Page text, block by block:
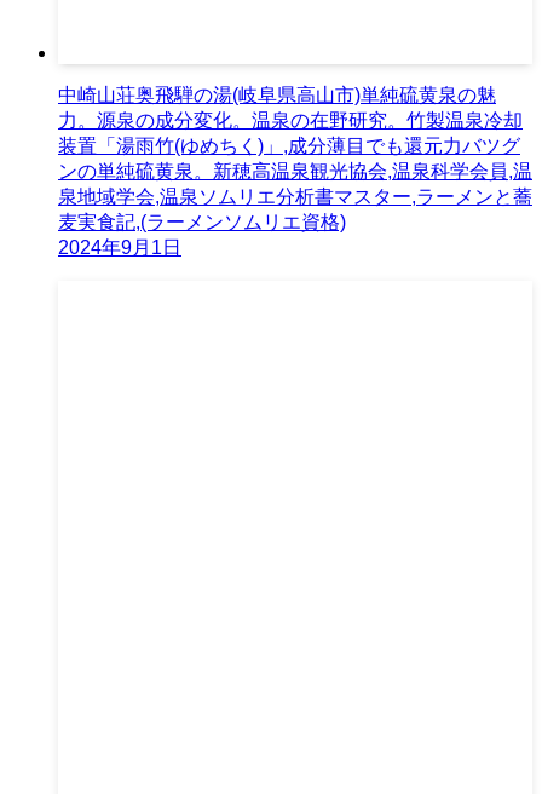
中崎山荘奥飛騨の湯(岐阜県高山市)単純硫黄泉の魅
力。源泉の成分変化。温泉の在野研究。竹製温泉冷却
装置「湯雨竹(ゆめちく)」,成分薄目でも還元力バツグ
ンの単純硫黄泉。新穂高温泉観光協会,温泉科学会員,温
泉地域学会,温泉ソムリエ分析書マスター,ラーメンと蕎
麦実食記,(ラーメンソムリエ資格)
2024年9月1日